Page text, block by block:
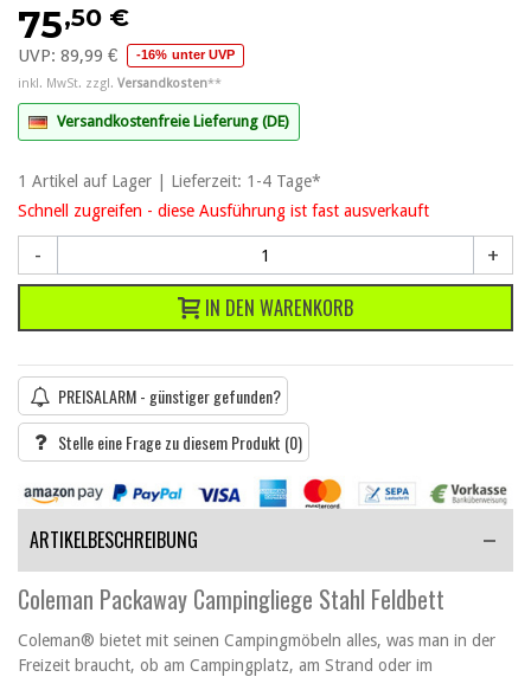
75,50 €
UVP: 89,99 € -16% unter UVP
inkl. MwSt. zzgl. Versandkosten**
Versandkostenfreie Lieferung (DE)
1 Artikel auf Lager | Lieferzeit: 1-4 Tage*
Schnell zugreifen - diese Ausführung ist fast ausverkauft
- +
IN DEN WARENKORB
PREISALARM - günstiger gefunden?
Stelle eine Frage zu diesem Produkt (0)
ARTIKELBESCHREIBUNG
Coleman Packaway Campingliege Stahl Feldbett
Coleman® bietet mit seinen Campingmöbeln alles, was man in der
Freizeit braucht, ob am Campingplatz, am Strand oder im